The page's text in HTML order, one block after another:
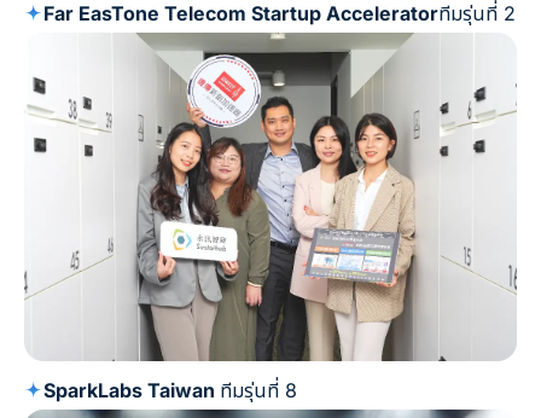
Far EasTone Telecom Startup Acceleratorทีมรุ่นที่ 2
SparkLabs Taiwan ทีมรุ่นที่ 8